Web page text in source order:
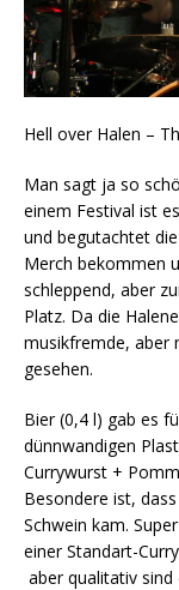
Hell over Halen –
Man sagt ja so
einem Festival ist
und begutachtet
Merch bekommen
schleppend, aber
Platz. Da die
musikfremde, aber
gesehen.
Bier (0,4 l) gab es
dünnwandigen
Currywurst +
Besondere ist,
Schwein kam.
einer Standart-
aber qualitativ sind